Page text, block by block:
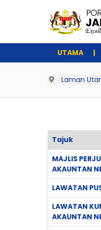
UTAMA
Laman
Articles
Tajuk
MAJLIS
AKAUNTAN
LAWATAN
LAWATAN
AKAUNTAN